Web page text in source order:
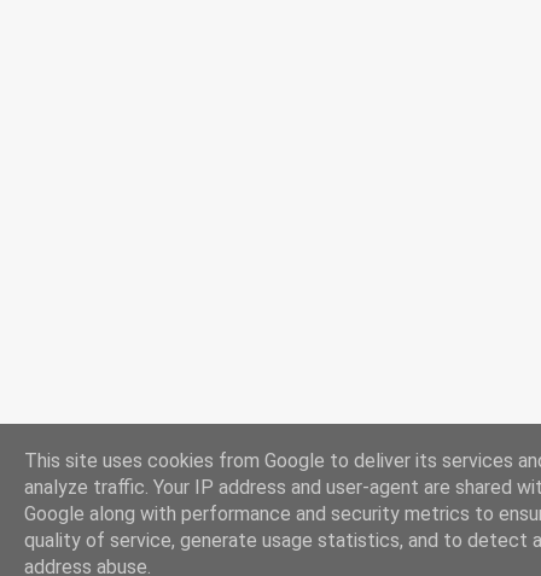
This site uses cookies from Google to deliver its services
analyze traffic. Your IP address and user-agent are shared
Google along with performance and security metrics to
quality of service, generate usage statistics, and to detect
address abuse.